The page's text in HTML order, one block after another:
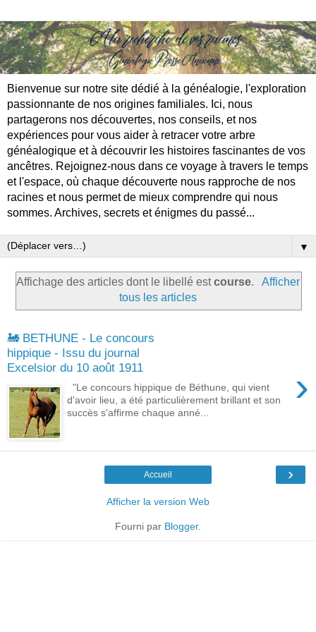
Bienvenue sur notre site dédié à la généalogie, l'exploration
passionnante de nos origines familiales. Ici, nous
partagerons nos découvertes, nos conseils, et nos
expériences pour vous aider à retracer votre arbre
généalogique et à découvrir les histoires fascinantes de vos
ancêtres. Rejoignez-nous dans ce voyage à travers le temps
et l'espace, où chaque découverte nous rapproche de nos
racines et nous permet de mieux comprendre qui nous
sommes. Archives, secrets et énigmes du passé...
▼
Affichage des articles dont le libellé estcourse.
Afficher
tous les articles
🚂 BETHUNE - Le concours
hippique - Issu du journal
Excelsior du 10 août 1911
›
"Le concours hippique de Béthune, qui vient
d'avoir lieu, a été particulièrement brillant et son
succès s'affirme chaque anné...
›
Accueil
Afficher la version Web
Fourni par Blogger.